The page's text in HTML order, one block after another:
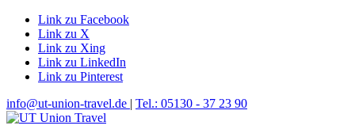
Link zu Facebook
Link zu X
Link zu Xing
Link zu LinkedIn
Link zu Pinterest
info@ut-union-travel.de | Tel.: 05130 - 37 23 90